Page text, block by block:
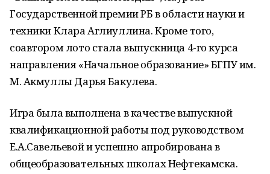
Государственной премии РБ в области науки и
техники Клара Аглиуллина. Кроме того,
соавтором лото стала выпускница 4-го курса
направления «Начальное образование» БГПУ им.
М. Акмуллы Дарья Бакулева.
Игра была выполнена в качестве выпускной
квалификационной работы под руководством
Е.А.Савельевой и успешно апробирована в
общеобразовательных школах Нефтекамска.